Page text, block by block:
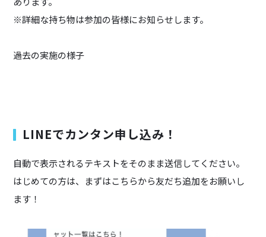
※詳細な持ち物は参加の皆様にお知らせします。
過去の実施の様子
LINEでカンタン申し込み！
自動で表示されるテキストをそのまま送信してください。
はじめての方は、まずはこちらから友だち追加をお願いし
ます！